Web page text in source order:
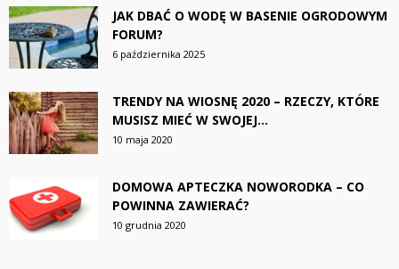
JAK DBAĆ O WODĘ W BASENIE OGRODOWYM
FORUM?
6 października 2025
TRENDY NA WIOSNĘ 2020 – RZECZY, KTÓRE
MUSISZ MIEĆ W SWOJEJ...
10 maja 2020
DOMOWA APTECZKA NOWORODKA – CO
POWINNA ZAWIERAĆ?
10 grudnia 2020